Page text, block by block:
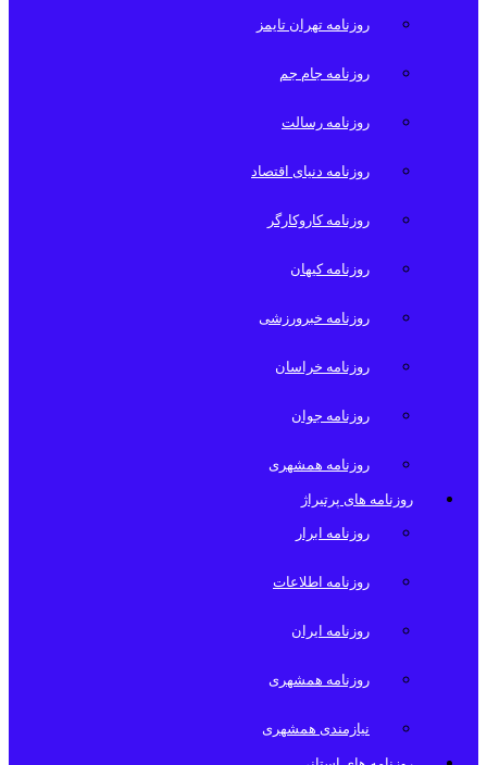
روزنامه تهران تایمز
روزنامه جام جم
روزنامه رسالت
روزنامه دنیای اقتصاد
روزنامه کاروکارگر
روزنامه کیهان
روزنامه خبرورزشی
روزنامه خراسان
روزنامه جوان
روزنامه همشهری
روزنامه های پرتیراژ
روزنامه ابرار
روزنامه اطلاعات
روزنامه ایران
روزنامه همشهری
نیازمندی همشهری